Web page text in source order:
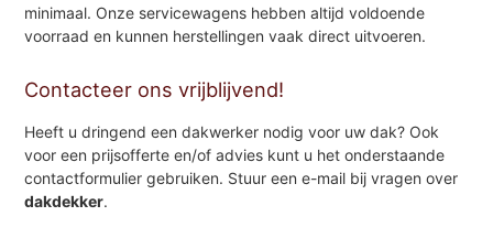
minimaal. Onze servicewagens hebben altijd voldoende
voorraad en kunnen herstellingen vaak direct uitvoeren.
Contacteer ons vrijblijvend!
Heeft u dringend een dakwerker nodig voor uw dak? Ook
voor een prijsofferte en/of advies kunt u het onderstaande
contactformulier gebruiken. Stuur een e-mail bij vragen over
dakdekker.